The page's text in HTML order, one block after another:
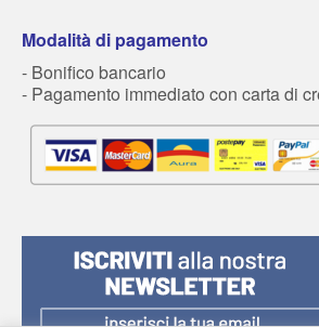
Modalità di pagamento
- Bonifico bancario
- Pagamento immediato con carta di